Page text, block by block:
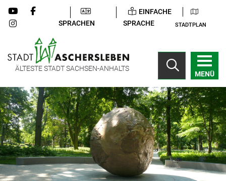
SPRACHEN
EINFACHE
SPRACHE
STADTPLAN
ÄLTESTE STADT SACHSEN-ANHALTS
MENÜ